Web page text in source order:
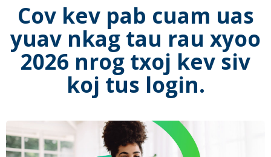
Cov kev pab cuam uas
yuav nkag tau rau xyoo
2026 nrog txoj kev siv
koj tus login.